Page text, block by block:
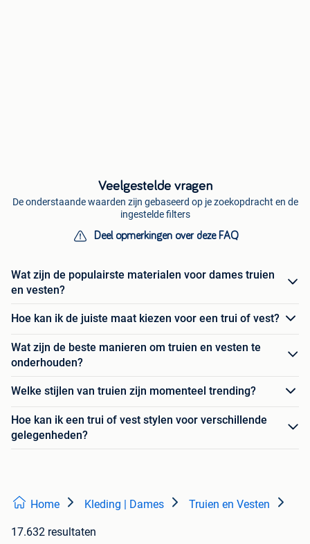
Veelgestelde vragen
De onderstaande waarden zijn gebaseerd op je zoekopdracht en de
ingestelde filters
Deel opmerkingen over deze FAQ
Wat zijn de populairste materialen voor dames truien
en vesten?
Hoe kan ik de juiste maat kiezen voor een trui of vest?
Wat zijn de beste manieren om truien en vesten te
onderhouden?
Welke stijlen van truien zijn momenteel trending?
Hoe kan ik een trui of vest stylen voor verschillende
gelegenheden?
Home Kleding | Dames Truien en Vesten
17.632 resultaten